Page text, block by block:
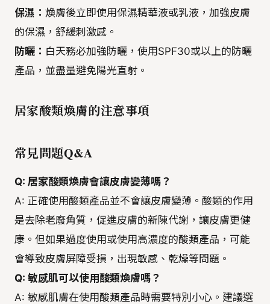
保濕： 煥膚後立即使用保濕精華液或乳液，加強皮膚
的保濕，舒緩刺激感。
防曬： 白天務必加強防曬，使用SPF30或以上的防曬
產品，並盡量避免陽光直射。
居家酸類煥膚的注意事項
常見問題Q&A
Q: 居家酸類煥膚會讓皮膚變薄嗎？
A: 正確使用酸類產品並不會讓皮膚變薄。酸類的作用
是去除老廢角質，促進皮膚的新陳代謝，讓皮膚更健
康。但如果過度使用或使用高濃度的酸類產品，可能
會導致皮膚屏障受損，出現敏感、乾燥等問題。
Q: 敏感肌可以使用酸類煥膚嗎？
A: 敏感肌膚在使用酸類產品時需要特別小心。建議選